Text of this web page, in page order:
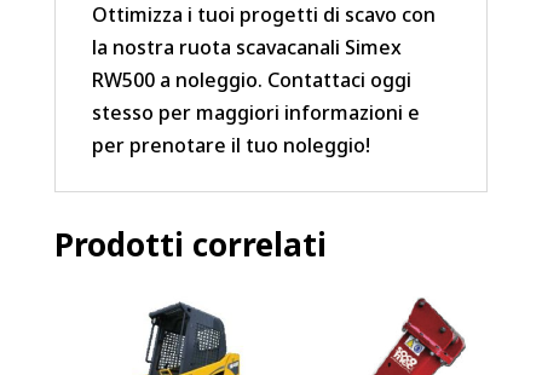
Ottimizza i tuoi progetti di scavo con
la nostra ruota scavacanali Simex
RW500 a noleggio. Contattaci oggi
stesso per maggiori informazioni e
per prenotare il tuo noleggio!
Prodotti correlati